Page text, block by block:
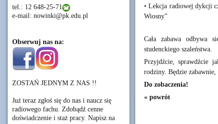
tel.: 12 648-25-71
e-mail: nowinki@pk.edu.pl
Obserwuj nas na:
ZOSTAŃ JEDNYM Z NAS !!
Już teraz zgłoś się do nas i naucz się
radiowego fachu. Zdobądź cenne
doświadczenie i staż pracy. Napisz na
• Lekcja radiowej dykcji
Wiosny”
Cała zabawa odbywa
studenckiego szaleństwa.
Przyjdźcie, sprawdźcie
rodziny. Będzie
Do zobaczenia!
« powrót